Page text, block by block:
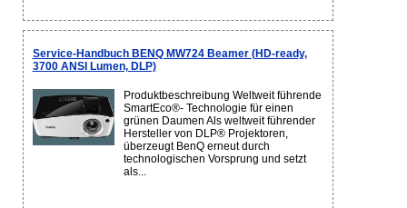
Service-Handbuch BENQ MW724 Beamer (HD-ready,
3700 ANSI Lumen, DLP)
Produktbeschreibung Weltweit führende
SmartEco®- Technologie für einen
grünen Daumen Als weltweit führender
Hersteller von DLP® Projektoren,
überzeugt BenQ erneut durch
technologischen Vorsprung und setzt
als...